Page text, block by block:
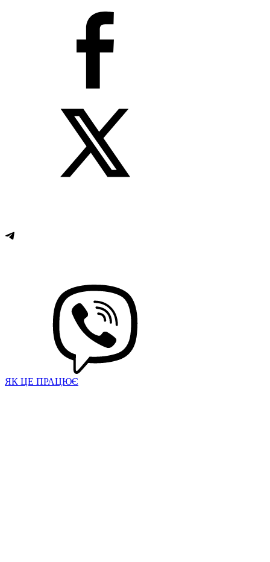
ЯК ЦЕ ПРАЦЮЄ